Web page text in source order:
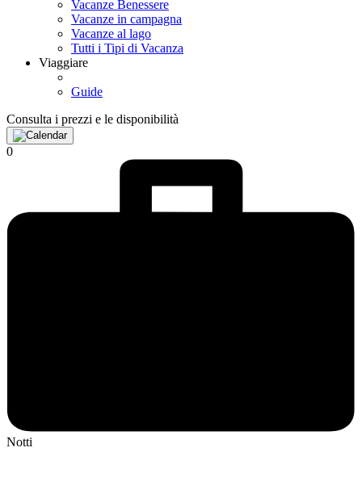
Vacanze Benessere
Vacanze in campagna
Vacanze al lago
Tutti i Tipi di Vacanza
Viaggiare
Guide
Consulta i prezzi e le disponibilità
0
Notti